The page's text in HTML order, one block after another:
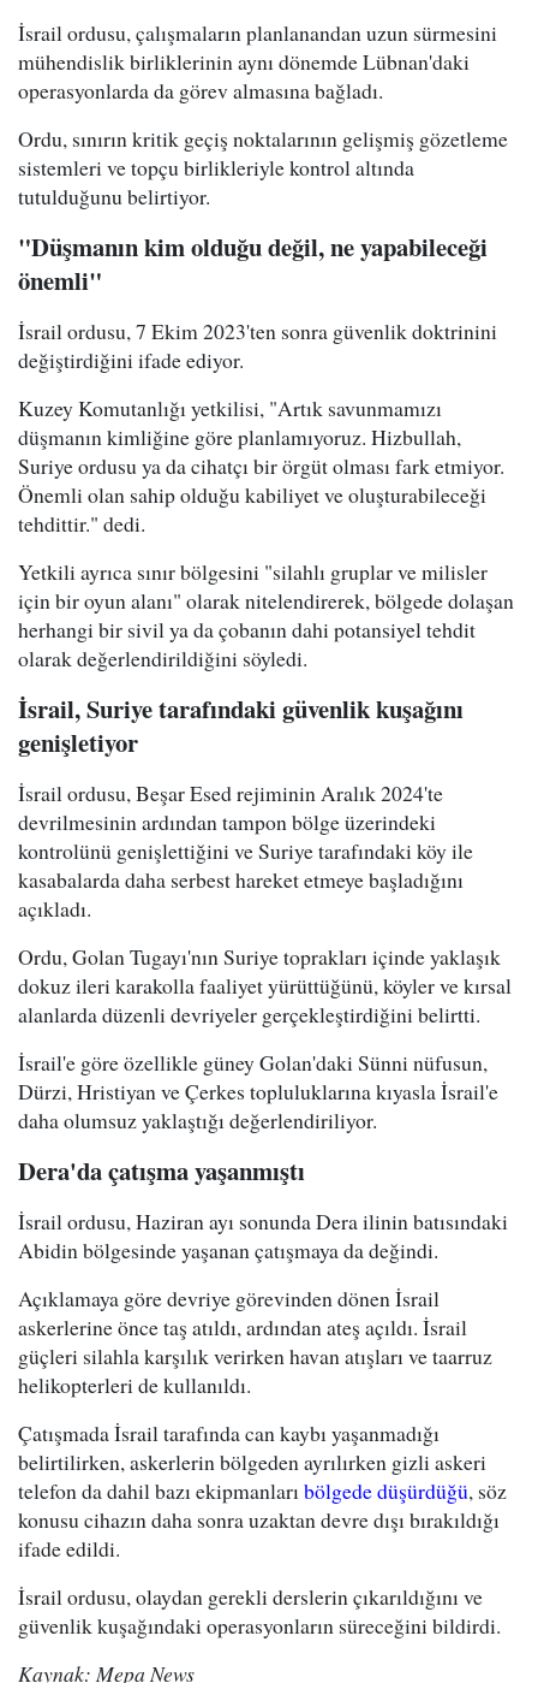
İsrail ordusu, çalışmaların planlanandan uzun sürmesini
mühendislik birliklerinin aynı dönemde Lübnan'daki
operasyonlarda da görev almasına bağladı.
Ordu, sınırın kritik geçiş noktalarının gelişmiş gözetleme
sistemleri ve topçu birlikleriyle kontrol altında
tutulduğunu belirtiyor.
"Düşmanın kim olduğu değil, ne yapabileceği
önemli"
İsrail ordusu, 7 Ekim 2023'ten sonra güvenlik doktrinini
değiştirdiğini ifade ediyor.
Kuzey Komutanlığı yetkilisi, "Artık savunmamızı
düşmanın kimliğine göre planlamıyoruz. Hizbullah,
Suriye ordusu ya da cihatçı bir örgüt olması fark etmiyor.
Önemli olan sahip olduğu kabiliyet ve oluşturabileceği
tehdittir." dedi.
Yetkili ayrıca sınır bölgesini "silahlı gruplar ve milisler
için bir oyun alanı" olarak nitelendirerek, bölgede dolaşan
herhangi bir sivil ya da çobanın dahi potansiyel tehdit
olarak değerlendirildiğini söyledi.
İsrail, Suriye tarafındaki güvenlik kuşağını
genişletiyor
İsrail ordusu, Beşar Esed rejiminin Aralık 2024'te
devrilmesinin ardından tampon bölge üzerindeki
kontrolünü genişlettiğini ve Suriye tarafındaki köy ile
kasabalarda daha serbest hareket etmeye başladığını
açıkladı.
Ordu, Golan Tugayı'nın Suriye toprakları içinde yaklaşık
dokuz ileri karakolla faaliyet yürüttüğünü, köyler ve kırsal
alanlarda düzenli devriyeler gerçekleştirdiğini belirtti.
İsrail'e göre özellikle güney Golan'daki Sünni nüfusun,
Dürzi, Hristiyan ve Çerkes topluluklarına kıyasla İsrail'e
daha olumsuz yaklaştığı değerlendiriliyor.
Dera'da çatışma yaşanmıştı
İsrail ordusu, Haziran ayı sonunda Dera ilinin batısındaki
Abidin bölgesinde yaşanan çatışmaya da değindi.
Açıklamaya göre devriye görevinden dönen İsrail
askerlerine önce taş atıldı, ardından ateş açıldı. İsrail
güçleri silahla karşılık verirken havan atışları ve taarruz
helikopterleri de kullanıldı.
Çatışmada İsrail tarafında can kaybı yaşanmadığı
belirtilirken, askerlerin bölgeden ayrılırken gizli askeri
telefon da dahil bazı ekipmanlarıbölgede düşürdüğü, söz
konusu cihazın daha sonra uzaktan devre dışı bırakıldığı
ifade edildi.
İsrail ordusu, olaydan gerekli derslerin çıkarıldığını ve
güvenlik kuşağındaki operasyonların süreceğini bildirdi.
Kaynak: Mepa News